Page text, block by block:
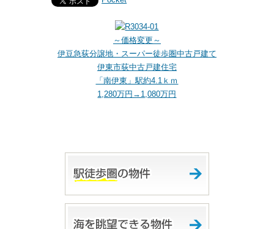
～価格変更～
伊豆急荻分譲地・スーパー徒歩圏中古戸建て
伊東市荻中古戸建住宅
「南伊東」駅約4.1ｋｍ
1,280万円→1,080万円